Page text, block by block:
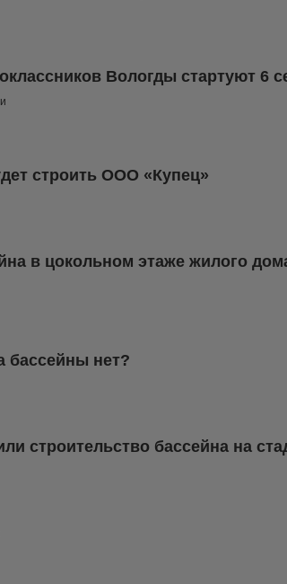
Вологды стартуют 6
строить ООО «Купец»
в цокольном этаже жилого
бассейны нет?
строительство бассейна на